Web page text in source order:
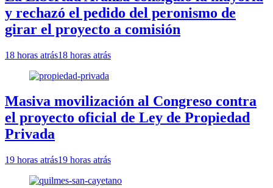
y rechazó el pedido del peronismo de
girar el proyecto a comisión
18 horas atrás18 horas atrás
Masiva movilización al Congreso contra
el proyecto oficial de Ley de Propiedad
Privada
19 horas atrás19 horas atrás